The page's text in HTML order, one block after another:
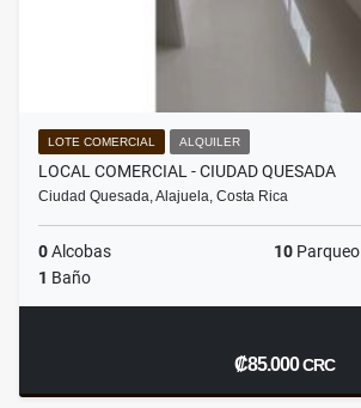
LOTE COMERCIAL ALQUILER
LOCAL COMERCIAL - CIUDAD QUESADA
Ciudad Quesada, Alajuela, Costa Rica
0Alcobas 10 Parqueo
1 Baño
₡85.000CRC